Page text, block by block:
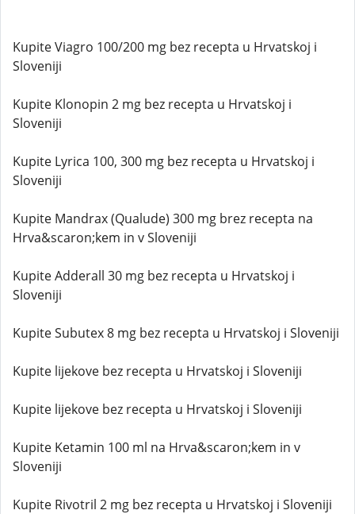
Kupite Viagro 100/200 mg bez recepta u Hrvatskoj i
Sloveniji
Kupite Klonopin 2 mg bez recepta u Hrvatskoj i
Sloveniji
Kupite Lyrica 100, 300 mg bez recepta u Hrvatskoj i
Sloveniji
Kupite Mandrax (Qualude) 300 mg brez recepta na
Hrva&scaron;kem in v Sloveniji
Kupite Adderall 30 mg bez recepta u Hrvatskoj i
Sloveniji
Kupite Subutex 8 mg bez recepta u Hrvatskoj i Sloveniji
Kupite lijekove bez recepta u Hrvatskoj i Sloveniji
Kupite lijekove bez recepta u Hrvatskoj i Sloveniji
Kupite Ketamin 100 ml na Hrva&scaron;kem in v
Sloveniji
Kupite Rivotril 2 mg bez recepta u Hrvatskoj i Sloveniji